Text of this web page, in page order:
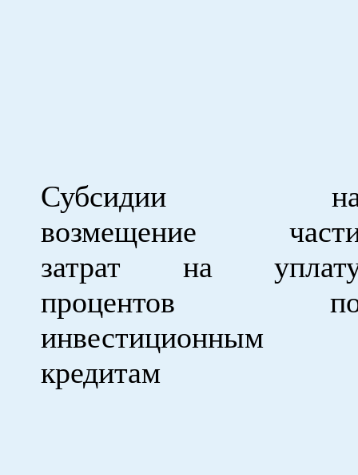
Субсидии
возмещение
затрат на
процентов
инвестиционным
кредитам